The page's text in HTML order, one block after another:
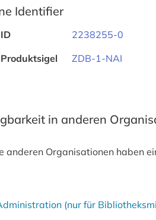
Identifier
2238255-0
ZDB-1-NAI
in anderen
anderen Organisationen haben
(nur für